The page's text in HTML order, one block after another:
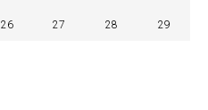
26 27 28 29